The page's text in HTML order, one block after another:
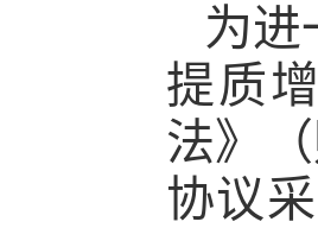
为进
提质
法》
协议